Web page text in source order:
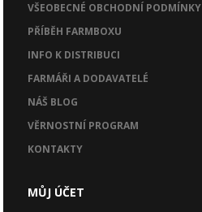
VŠEOBECNÉ OBCHODNÍ PODMÍNKY
PŘÍBĚH FARMBOXU
INFO K DISTRIBUCI
FARMÁŘI A DODAVATELÉ
NÁŠ BLOG
VĚRNOSTNÍ PROGRAM
KONTAKTY
MŮJ ÚČET